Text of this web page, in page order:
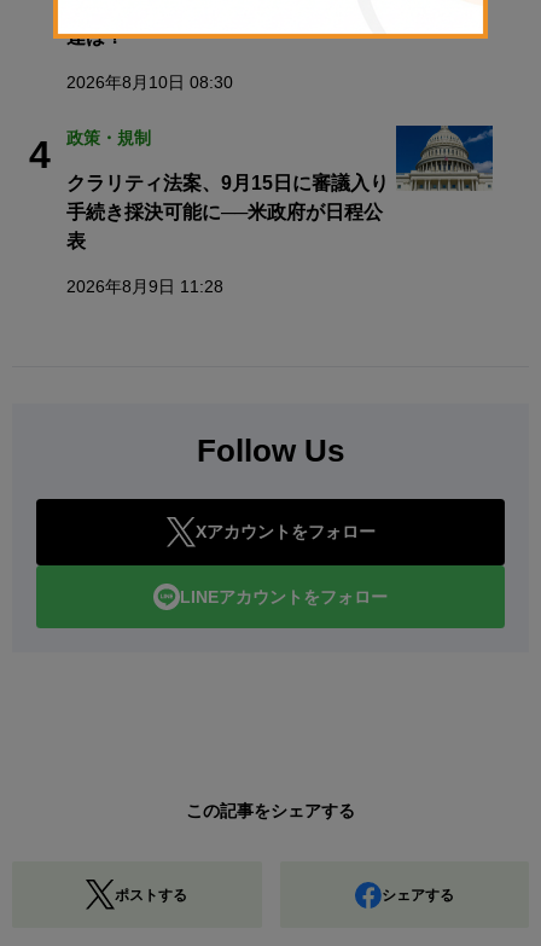
連は？
2026年8月10日 08:30
4 政策・規制
クラリティ法案、9月15日に審議入り
手続き採決可能に──米政府が日程公
表
2026年8月9日 11:28
Follow Us
Xアカウントをフォロー
LINEアカウントをフォロー
この記事をシェアする
ポストする シェアする